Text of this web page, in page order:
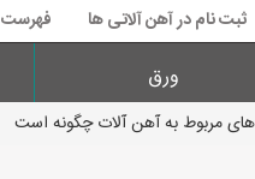
ثبت نام در آهن آلاتی ها فهرست
ورق
مربوط به آهن آلات چگونه است